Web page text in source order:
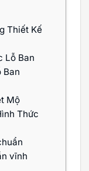
Thiết Kế
Lỗ Ban
Ban
Mộ
Thức
vĩnh